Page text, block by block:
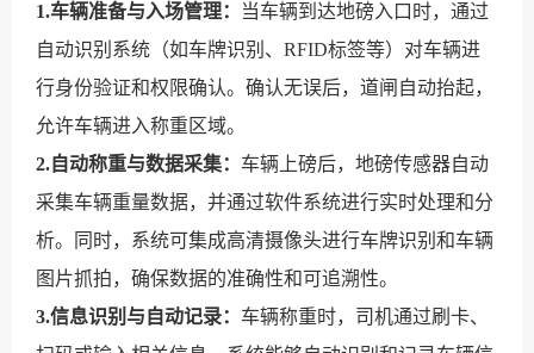
1.车辆准备与入场管理：
当车辆到达地磅入口时，通过
自动识别系统（如车牌识别、RFID标签等）对车辆进
行身份验证和权限确认。确认无误后，道闸自动抬起，
允许车辆进入称重区域。
2.自动称重与数据采集： 车辆上磅后，地磅传感器自动
采集车辆重量数据，并通过软件系统进行实时处理和分
析。同时，系统可集成高清摄像头进行车牌识别和车辆
图片抓拍，确保数据的准确性和可追溯性。
3.信息识别与自动记录： 车辆称重时，司机通过刷卡、